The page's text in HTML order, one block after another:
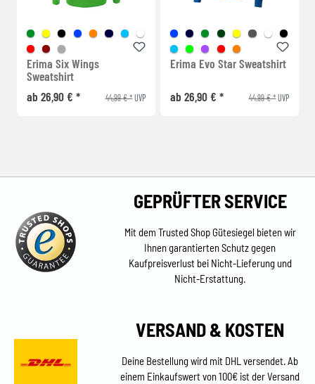
Erima Six Wings
Sweatshirt
ab 26,90 € *
44,99 € *UVP
Erima Evo Star Sweatshirt
ab 26,90 € * 44,99 € *UVP
GEPRÜFTER SERVICE
Mit dem Trusted Shop Gütesiegel bieten wir
Ihnen garantierten Schutz gegen
Kaufpreisverlust bei Nicht-Lieferung und
Nicht-Erstattung.
VERSAND & KOSTEN
Deine Bestellung wird mit DHL versendet. Ab
einem Einkaufswert von 100€ ist der Versand